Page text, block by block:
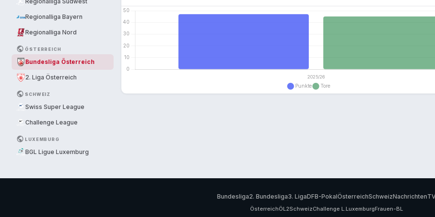
Regionalliga Bayern
Regionalliga Nord
PUBLIC ÖSTERREICH
Bundesliga Österreich
2. Liga Österreich
PUBLIC SCHWEIZ
Swiss Super League
Challenge League
PUBLIC LUXEMBURG
BGL Ligue Luxemburg
Bundesliga2. Bundesliga3. LigaDFB-PokalÖsterreichSchweizNachrichten
ÖsterreichÖL2SchweizChallenge L.LuxemburgFrauen-BL